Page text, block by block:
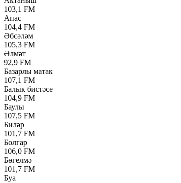
103,1 FM
Апас
104,4 FM
Әбсәләм
105,3 FM
Әлмәт
92,9 FM
Базарлы матак
107,1 FM
Балык бистәсе
104,9 FM
Баулы
107,5 FM
Биләр
101,7 FM
Болгар
106,0 FM
Бөгелмә
101,7 FM
Буа